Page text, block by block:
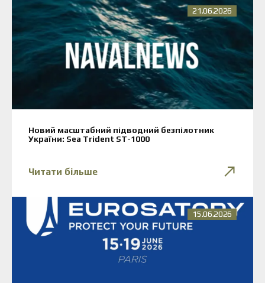
21.06.2026
Новий масштабний підводний безпілотник
України: Sea Trident ST-1000
Читати більше
15.06.2026